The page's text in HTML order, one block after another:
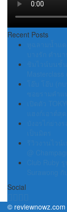
Recent Posts
Social
© reviewnowz.com